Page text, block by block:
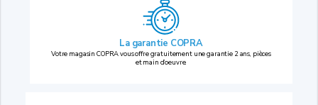
La garantie COPRA
Votre magasin COPRA vous offre gratuitement une garantie 2 ans, pièces
et main d’oeuvre.